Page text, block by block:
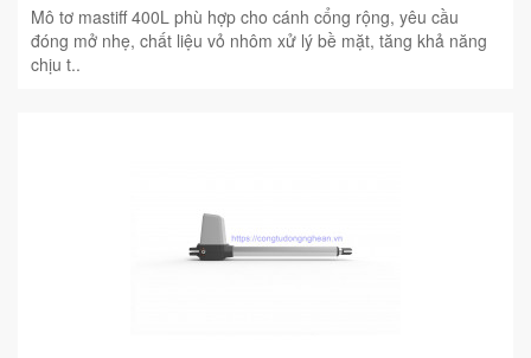
Mô tơ mastiff 400L phù hợp cho cánh cổng rộng, yêu cầu
đóng mở nhẹ, chất liệu vỏ nhôm xử lý bề mặt, tăng khả năng
chịu t..